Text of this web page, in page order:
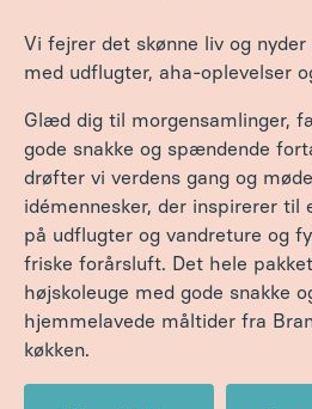
på udflugter og vandreture og
friske forårsluft. Det hele pakket
højskoleuge med gode snakke
hjemmelavede måltider fra
køkken.
Tilmeld dig
4. - 8. maj 2026